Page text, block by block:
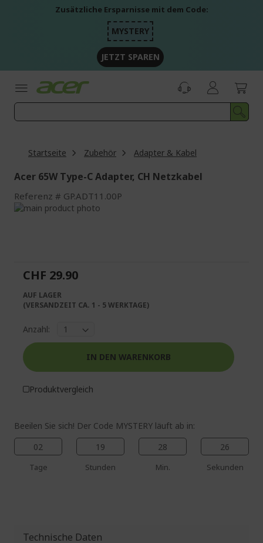
Zusätzliche Ersparnisse mit dem Code:
MYSTERY
JETZT SPAREN
Startseite Zubehör Adapter & Kabel
Acer 65W Type-C Adapter, CH Netzkabel
Referenz GP.ADT11.00P
Zum
Save more with code
Beeilen Sie sich! Der Code MYSTERY läuft ab in:
02
Tage
19
Stunden
28
Min.
26
Sekunden
CHF 29.90
AUF LAGER
(VERSANDZEIT CA. 1 - 5 WERKTAGE)
Anzahl:
IN DEN WARENKORB
Produktvergleich
Technische Daten